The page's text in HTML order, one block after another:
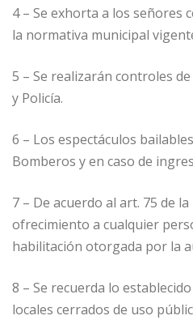
4 – Se exhorta a los señores
la normativa municipal
5 – Se realizarán controles
y Policía.
6 – Los espectáculos
Bomberos y en caso de
7 – De acuerdo al art. 75 de
ofrecimiento a cualquier
habilitación otorgada por la
8 – Se recuerda lo
locales cerrados de uso